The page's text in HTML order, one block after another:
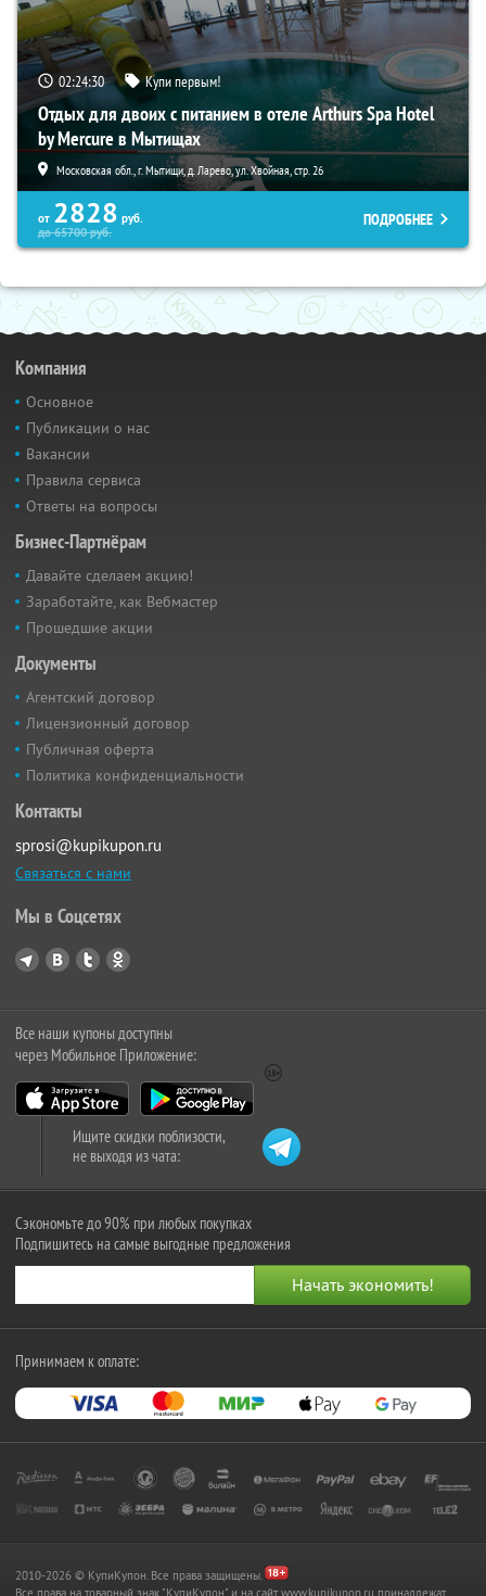
02:24:28 Купи первым!
Отдых для двоих с питанием в отеле Arthurs Spa Hotel
by Mercure в Мытищах
Московская обл., г. Мытищи, д. Ларево, ул. Хвойная, стр. 26
от 2828 руб.
до65700руб.
ПОДРОБНЕЕ
Компания
Основное
Публикации о нас
Вакансии
Правила сервиса
Ответы на вопросы
Бизнес-Партнёрам
Давайте сделаем акцию!
Заработайте, как Вебмастер
Прошедшие акции
Документы
Агентский договор
Лицензионный договор
Публичная оферта
Политика конфиденциальности
Контакты
sprosi@kupikupon.ru
Связаться с нами
Мы в Соцсетях
Все наши купоны доступны
через Мобильное Приложение:
Ищите скидки поблизости,
не выходя из чата:
Сэкономьте до 90% при любых покупках
Подпишитесь на самые выгодные предложения
Принимаем к оплате:
2010-2026 © КупиКупон. Все права защищены.
Все права на товарный знак "КупиКупон" и на сайт www.kupikupon.ru принадлежат